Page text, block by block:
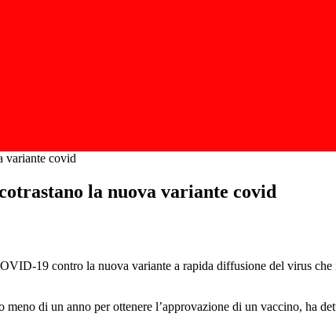
variante covid
la nuova variante covid
19 contro la nuova variante a rapida diffusione del virus che
di un anno per ottenere l’approvazione di un vaccino, ha